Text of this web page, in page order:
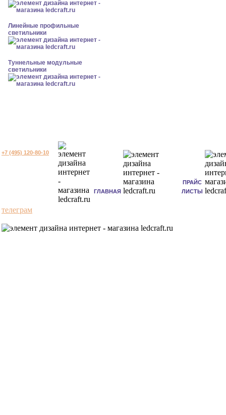
Линейные профильные
светильники
Туннельные модульные
светильники
+7 (495) 120-80-10
ГЛАВНАЯ
ПРАЙС
ЛИСТЫ
телеграм